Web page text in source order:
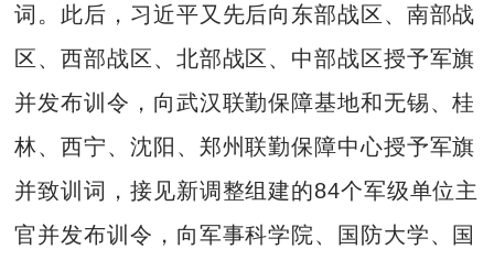
词。此后，习近平又先后向东部战区、南部战
区、西部战区、北部战区、中部战区授予军旗
并发布训令，向武汉联勤保障基地和无锡、桂
林、西宁、沈阳、郑州联勤保障中心授予军旗
并致训词，接见新调整组建的84个军级单位主
官并发布训令，向军事科学院、国防大学、国